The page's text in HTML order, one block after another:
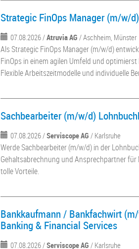
Strategic FinOps Manager (m/w/d)
07.08.2026 /Atruvia AG / Aschheim, Münster
Als Strategic FinOps Manager (m/w/d)
FinOps in einem agilen Umfeld und
Flexible Arbeitszeitmodelle und individuelle
Sachbearbeiter (m/w/d)
07.08.2026 /Serviscope AG / Karlsruhe
Werde Sachbearbeiter (m/w/d) in der
Gehaltsabrechnung und Ansprechpartner
tolle Vorteile.
Bankkaufmann / Bankfachwirt
Banking & Financial Services
07.08.2026 /Serviscope AG / Karlsruhe